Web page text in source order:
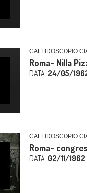
CALEIDOSCOPIO
Roma- Nilla
DATA: 24/05/
CALEIDOSCOPIO
Roma-
DATA: 02/11/1962